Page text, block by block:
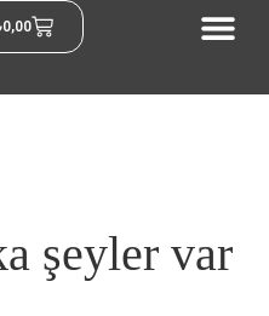
0,00
şeyler var